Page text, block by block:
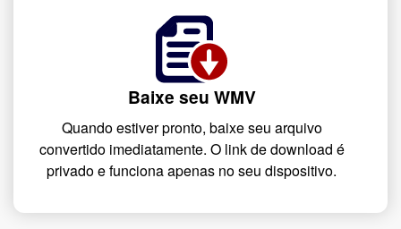
Baixe seu WMV
Quando estiver pronto, baixe seu arquivo
convertido imediatamente. O link de download é
privado e funciona apenas no seu dispositivo.